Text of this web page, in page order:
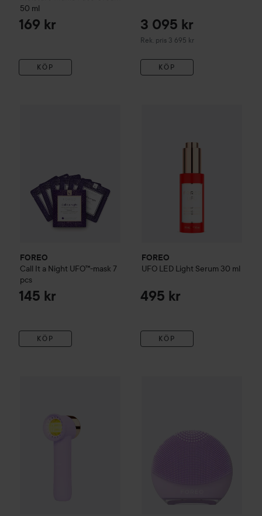
50 ml
169 kr
KÖP
3 095 kr
Rek. pris 3 695 kr
Rekommenderat pris 3 695 kr
KÖP
FOREO
Call It a Night UFO™-mask 7
pcs
145 kr
KÖP
FOREO
UFO LED Light Serum 30 ml
495 kr
KÖP